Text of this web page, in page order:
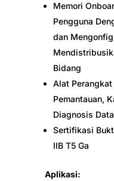
Memori
Pengguna
dan
Bidang
Alat Perangkat
Pemantauan,
Diagnosis Data
Sertifikasi
IIB T5 Ga
Aplikasi: